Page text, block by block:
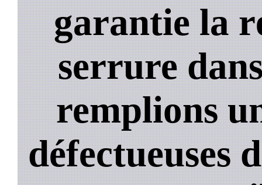
garantie la
serrure
remplions
défectueuses